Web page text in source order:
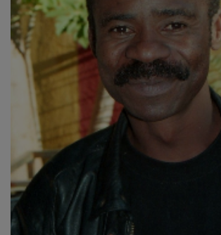
CHRISTIAN SHOW
INTERVIEW
Vidéo
VIDÉO JOS TECHNOLOGY
TOP CLIP ALEFAMUSIC